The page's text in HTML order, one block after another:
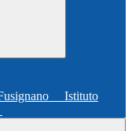
Istituto